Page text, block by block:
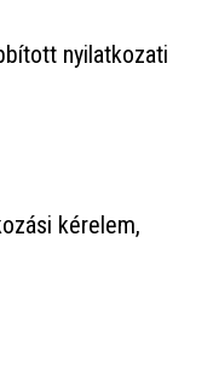
nyilatkozati
kérelem,